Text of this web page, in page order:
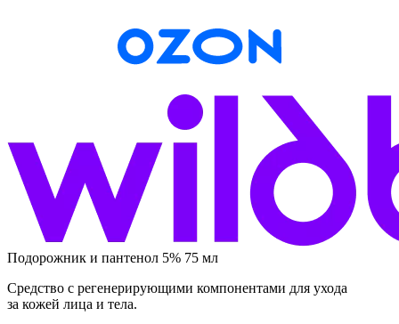
Подорожник и пантенол 5% 75 мл
Средство с регенерирующими компонентами для ухода
за кожей лица и тела.